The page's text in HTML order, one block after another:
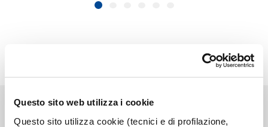
Questo sito web utilizza i cookie
Questo sito utilizza cookie (tecnici e di profilazione,